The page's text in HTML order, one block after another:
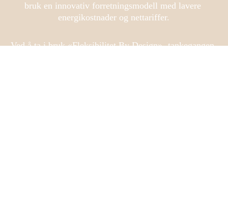
bruk en innovativ forretningsmodell med lavere
energikostnader og nettariffer.
Ved å ta i bruk «Fleksibilitet By Design» -tankegangen